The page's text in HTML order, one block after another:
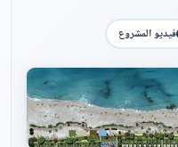
فيديو المشروع